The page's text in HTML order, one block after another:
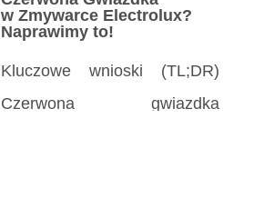
skutecznie usuwają brud
i szlam z gumowego kołnierza
w pralce. […]
Instalacja kuchenki gazowej
wymaga specjalisty
z certyfikatami, by uniknąć
wycieków gazu i eksplozji.
w Zmywarce Electrolux?
Naprawimy to!
Kluczowe wnioski (TL;DR)
Czerwona gwiazdka